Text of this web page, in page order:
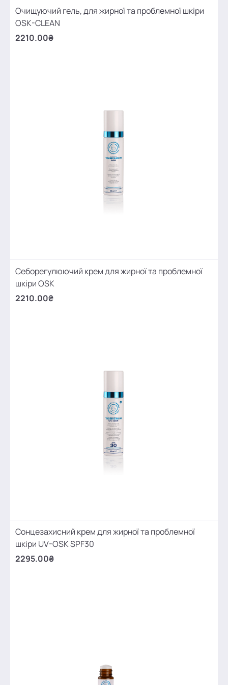
Очищуючий гель, для жирної та проблемної шкіри
OSK-CLEAN
2210.00₴
Себорегулюючий крем для жирної та проблемної
шкіри OSK
2210.00₴
Сонцезахисний крем для жирної та проблемної
шкіри UV-OSK SPF30
2295.00₴